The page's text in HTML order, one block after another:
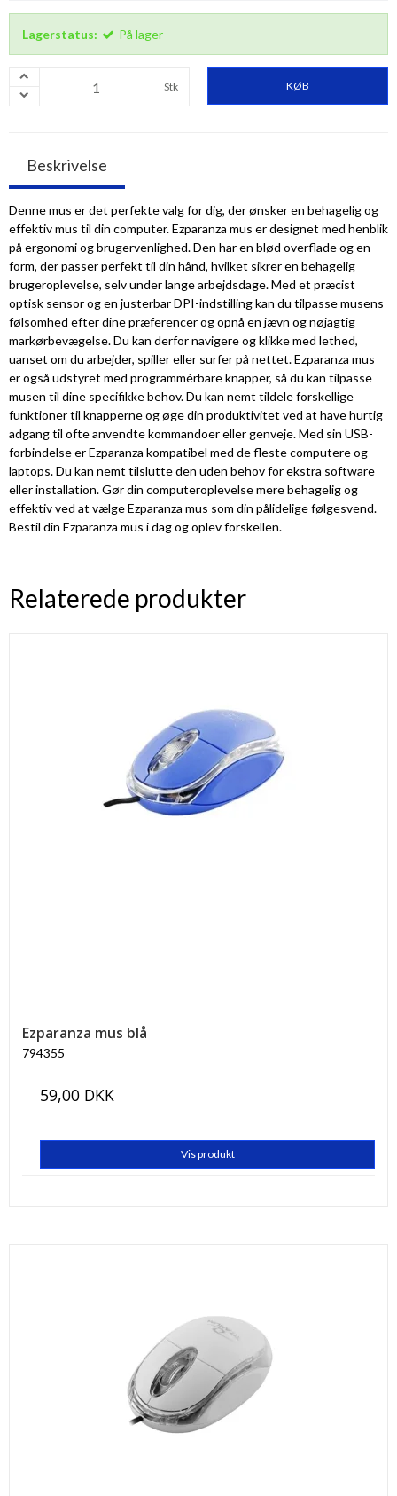
Lagerstatus: På lager
Stk KØB
Beskrivelse
Denne mus er det perfekte valg for dig, der ønsker en behagelig og
effektiv mus til din computer. Ezparanza mus er designet med henblik
på ergonomi og brugervenlighed. Den har en blød overflade og en
form, der passer perfekt til din hånd, hvilket sikrer en behagelig
brugeroplevelse, selv under lange arbejdsdage. Med et præcist
optisk sensor og en justerbar DPI-indstilling kan du tilpasse musens
følsomhed efter dine præferencer og opnå en jævn og nøjagtig
markørbevægelse. Du kan derfor navigere og klikke med lethed,
uanset om du arbejder, spiller eller surfer på nettet. Ezparanza mus
er også udstyret med programmérbare knapper, så du kan tilpasse
musen til dine specifikke behov. Du kan nemt tildele forskellige
funktioner til knapperne og øge din produktivitet ved at have hurtig
adgang til ofte anvendte kommandoer eller genveje. Med sin USB-
forbindelse er Ezparanza kompatibel med de fleste computere og
laptops. Du kan nemt tilslutte den uden behov for ekstra software
eller installation. Gør din computeroplevelse mere behagelig og
effektiv ved at vælge Ezparanza mus som din pålidelige følgesvend.
Bestil din Ezparanza mus i dag og oplev forskellen.
Relaterede produkter
Ezparanza mus blå
794355
59,00 DKK
Vis produkt